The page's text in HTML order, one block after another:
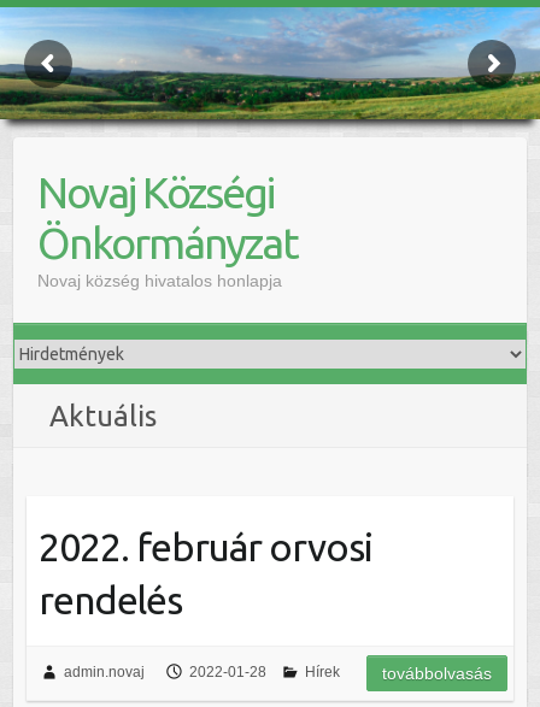
Novaj Községi
Önkormányzat
Novaj község hivatalos honlapja
Aktuális
2022. február orvosi
rendelés
admin.novaj 2022-01-28 Hírek továbbolvasás